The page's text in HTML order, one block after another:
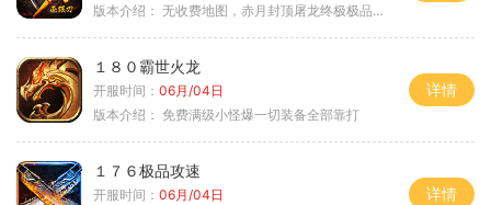
版本介绍： 无收费地图，赤月封顶屠龙终极极品＋６
１８０霸世火龙
开服时间： 06月/04日
版本介绍： 免费满级小怪爆一切装备全部靠打
详情
１７６极品攻速
开服时间： 06月/04日
详情